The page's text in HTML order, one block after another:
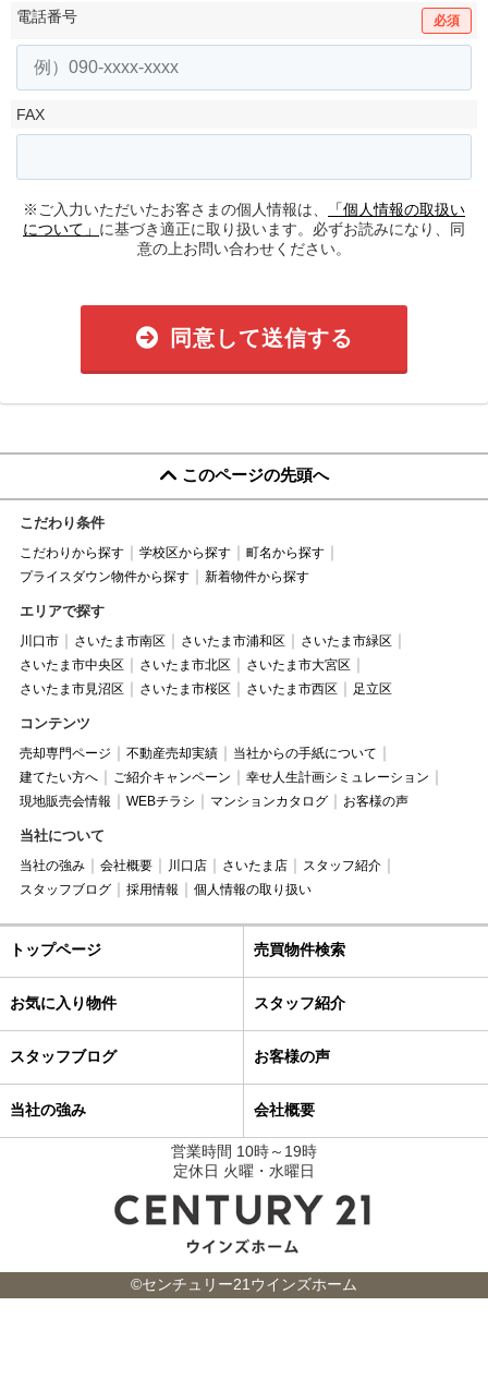
電話番号 必須
FAX
※ご入力いただいたお客さまの個人情報は、
「個人情報の取扱い
について」 に基づき適正に取り扱います。必ずお読みになり、同
意の上お問い合わせください。
同意して送信する
このページの先頭へ
こだわり条件
こだわりから探す 学校区から探す
町名から探す
プライスダウン物件から探す
新着物件から探す
エリアで探す
川口市 さいたま市南区 さいたま市浦和区
さいたま市緑区
さいたま市中央区
さいたま市北区
さいたま市大宮区
さいたま市見沼区
さいたま市桜区 さいたま市西区 足立区
コンテンツ
売却専門ページ 不動産売却実績
当社からの手紙について
建てたい方へ
ご紹介キャンペーン
幸せ人生計画シミュレーション
現地販売会情報
WEBチラシ マンションカタログ お客様の声
当社について
当社の強み 会社概要 川口店 さいたま店
スタッフ紹介
スタッフブログ
採用情報 個人情報の取り扱い
トップページ 売買物件検索
お気に入り物件 スタッフ紹介
スタッフブログ お客様の声
当社の強み 会社概要
営業時間 10時～19時
定休日 火曜・水曜日
©センチュリー21ウインズホーム